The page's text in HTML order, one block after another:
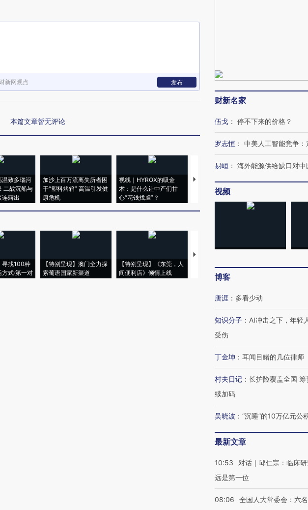
新网观点 发布
本篇文章暂无评论
温致多瑙河
二战沉船与
连露出
加沙上百万流离失所者困
于“塑料烤箱” 高温引发健
康危机
视线｜HYROX的吸金
术：是什么让中产们甘
心“花钱找虐”？
马航飞行员跨国走私7万
粒摇头丸 尿检体内含3种
视线｜被称为
寻找100种
式·第一对
【特别呈现】澳门全力探
索葡语国家新渠道
【特别呈现】《东莞，人
间便利店》倾情上线
【推广】走进第四届链博
财新名家
伍戈 ： 停不下来的价格？
罗志恒 ： 中美人工智能竞争
易峘 ： 海外能源供给缺口对中
视频
博客
唐涯 ： 多看少动
知识分子 ： AI冲击之下，年轻
受伤
丁金坤 ： 耳闻目睹的几位律师
村夫日记 ： 长护险覆盖全国
续加码
吴晓波 ： “沉睡”的10万亿元公
最新文章
10:53
对话｜邱仁宗：临床
远是第一位
08:06
全国人大常委会：六